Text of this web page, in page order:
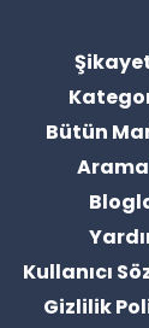
Bütün
Kullanıcı
Gizlilik